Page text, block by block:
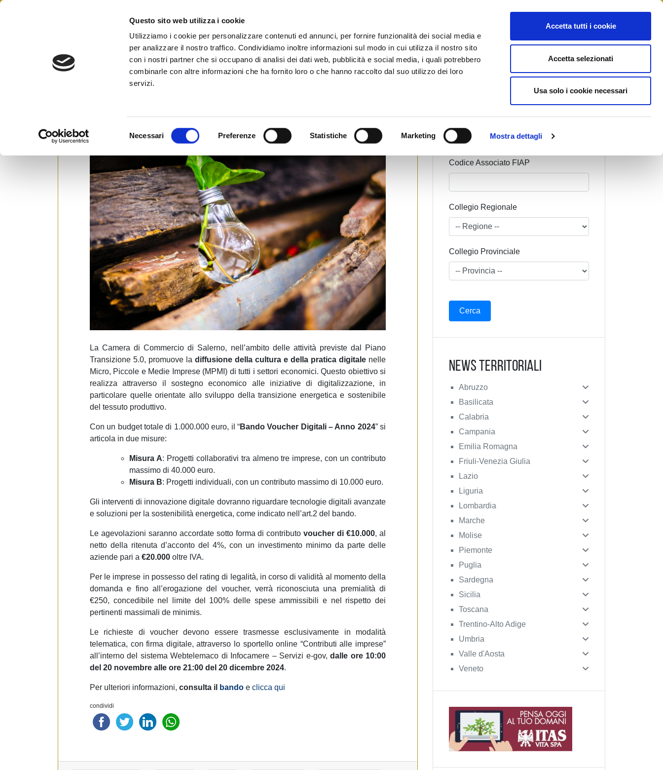
Questo sito web utilizza i cookie
Utilizziamo i cookie per personalizzare contenuti ed annunci, per fornire funzionalità dei social media e
per analizzare il nostro traffico. Condividiamo inoltre informazioni sul modo in cui utilizza il nostro sito
con i nostri partner che si occupano di analisi dei dati web, pubblicità e social media, i quali potrebbero
combinarle con altre informazioni che ha fornito loro o che hanno raccolto dal suo utilizzo dei loro
servizi.
z
i
o
n
e
d
e
l
c
o
n
s
n
Necessari Preferenze Statistiche Marketing Mostra dettagli
Accetta tutti i cookie
Accetta selezionati
Usa solo i cookie necessari
Skip
Federazione Italiana Agenti Immobiliari Professionali
Nuovo bando per la promozione della digitalizzazione
12 Novembre 2024byUfficio Stampa
La Camera di Commercio di Salerno, nell’ambito delle attività previste dal Piano
Transizione 5.0, promuove la diffusione della cultura e della pratica digitale nelle
Micro, Piccole e Medie Imprese (MPMI) di tutti i settori economici. Questo obiettivo si
realizza attraverso il sostegno economico alle iniziative di digitalizzazione, in
particolare quelle orientate allo sviluppo della transizione energetica e sostenibile
del tessuto produttivo.
Con un budget totale di 1.000.000 euro, il “Bando Voucher Digitali – Anno 2024” si
articola in due misure:
Misura A: Progetti collaborativi tra almeno tre imprese, con un contributo
massimo di 40.000 euro.
Misura B: Progetti individuali, con un contributo massimo di 10.000 euro.
Gli interventi di innovazione digitale dovranno riguardare tecnologie digitali avanzate
e soluzioni per la sostenibilità energetica, come indicato nell’art.2 del bando.
Le agevolazioni saranno accordate sotto forma di contributovoucher di €10.000, al
netto della ritenuta d’acconto del 4%, con un investimento minimo da parte delle
aziende pari a €20.000 oltre IVA.
Per le imprese in possesso del rating di legalità, in corso di validità al momento della
domanda e fino all’erogazione del voucher, verrà riconosciuta una premialità di
€250, concedibile nel limite del 100% delle spese ammissibili e nel rispetto dei
pertinenti massimali de minimis.
Le richieste di voucher devono essere trasmesse esclusivamente in modalità
telematica, con firma digitale, attraverso lo sportello online “Contributi alle imprese”
all’interno del sistema Webtelemaco di Infocamere – Servizi e-gov,dalle ore 10:00
del 20 novembre alle ore 21:00 del 20 dicembre 2024.
Per ulteriori informazioni, consulta il bando e clicca qui
condividi
Cognome Associato
Nome Associato
Codice Associato FIAP
Collegio Regionale
Collegio Provinciale
News Territoriali
Abruzzo
Basilicata
Calabria
Campania
Emilia Romagna
Friuli-Venezia Giulia
Lazio
Liguria
Lombardia
Marche
Molise
Piemonte
Puglia
Sardegna
Sicilia
Toscana
Trentino-Alto Adige
Umbria
Valle d'Aosta
Veneto